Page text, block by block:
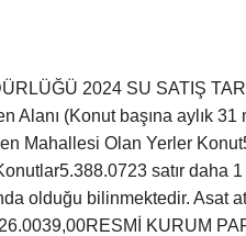
2024 SU SATIŞ
Alanı (Konut başına aylık 31
Mahallesi Olan Yerler
satır daha
olduğu bilinmektedir. Asat
KURUM